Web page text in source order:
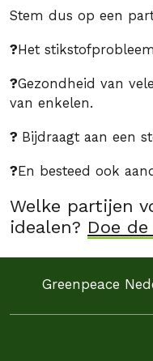
Stem dus op een
?Het
?Gezondheid van
van enkelen.
? Bijdraagt aan een
?En besteed ook
Welke partijen
idealen? Doe
Greenpeace